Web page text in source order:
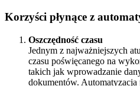
Korzyści płynące z
Oszczędność czasu
Jednym z najważniejszych
czasu poświęcanego na
takich jak wprowadzanie
dokumentów.